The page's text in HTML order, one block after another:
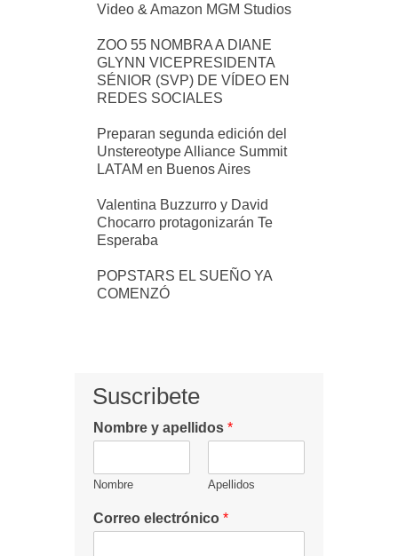
Video & Amazon MGM Studios
ZOO 55 NOMBRA A DIANE
GLYNN VICEPRESIDENTA
SÉNIOR (SVP) DE VÍDEO EN
REDES SOCIALES
Preparan segunda edición del
Unstereotype Alliance Summit
LATAM en Buenos Aires
Valentina Buzzurro y David
Chocarro protagonizarán Te
Esperaba
POPSTARS EL SUEÑO YA
COMENZÓ
Suscribete
Nombre y apellidos *
Nombre Apellidos
Correo electrónico *